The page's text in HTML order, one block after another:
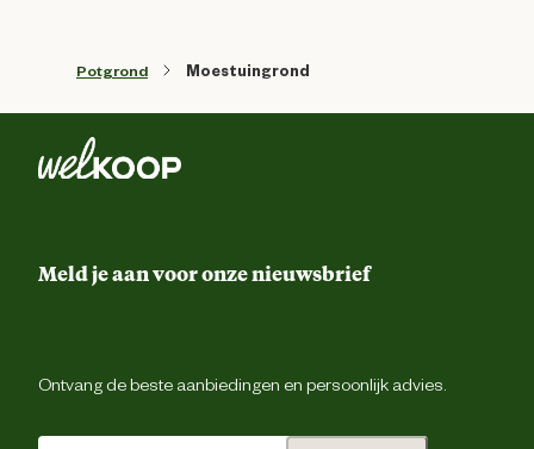
Potgrond Moestuingrond
Meld je aan voor onze nieuwsbrief
Ontvang de beste aanbiedingen en persoonlijk advies.